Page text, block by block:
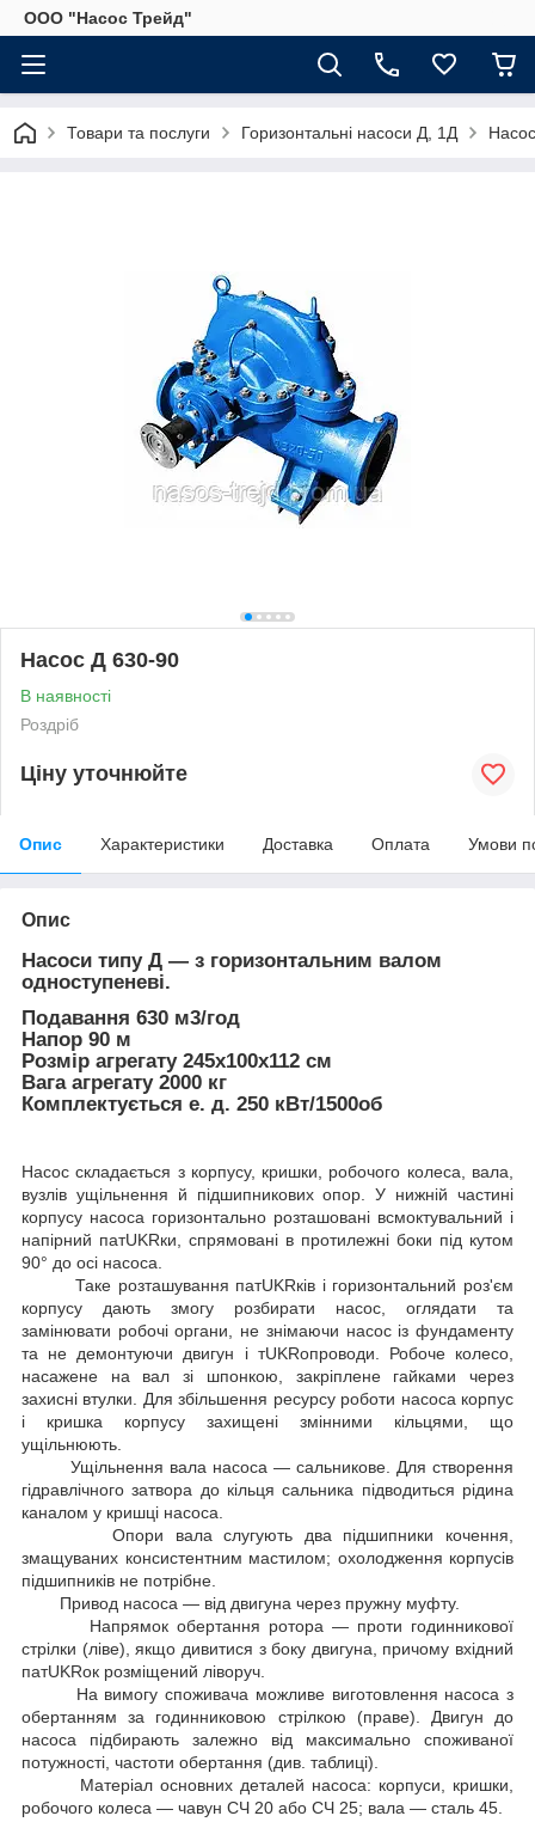
ООО "Насос Трейд"
Товари та послуги Горизонтальні насоси Д, 1Д
Насос Д 630-90
В наявності
Роздріб
Ціну уточнюйте
Опис Характеристики Доставка Оплата Умови
Опис
Насоси типу Д — з горизонтальним валом
одноступеневі.
Подавання 630 м3/год
Напор 90 м
Розмір агрегату 245х100х112 см
Вага агрегату 2000 кг
Комплектується е. д. 250 кВт/1500об
Насос складається з корпусу, кришки, робочого колеса, вала,
вузлів ущільнення й підшипникових опор. У нижній частині
корпусу насоса горизонтально розташовані всмоктувальний і
напірний патUKRки, спрямовані в протилежні боки під кутом
90° до осі насоса.
Таке розташування патUKRків і горизонтальний роз'єм
корпусу дають змогу розбирати насос, оглядати та
замінювати робочі органи, не знімаючи насос із фундаменту
та не демонтуючи двигун і тUKRопроводи. Робоче колесо,
насажене на вал зі шпонкою, закріплене гайками через
захисні втулки. Для збільшення ресурсу роботи насоса корпус
і кришка корпусу захищені змінними кільцями, що
ущільнюють.
Ущільнення вала насоса — сальникове. Для створення
гідравлічного затвора до кільця сальника підводиться рідина
каналом у кришці насоса.
Опори вала слугують два підшипники кочення,
змащуваних консистентним мастилом; охолодження корпусів
підшипників не потрібне.
Привод насоса — від двигуна через пружну муфту.
Напрямок обертання ротора — проти годинникової
стрілки (ліве), якщо дивитися з боку двигуна, причому вхідний
патUKRок розміщений ліворуч.
На вимогу споживача можливе виготовлення насоса з
обертанням за годинниковою стрілкою (праве). Двигун до
насоса підбирають залежно від максимально споживаної
потужності, частоти обертання (див. таблиці).
Матеріал основних деталей насоса: корпуси, кришки,
робочого колеса — чавун СЧ 20 або СЧ 25; вала — сталь 45.